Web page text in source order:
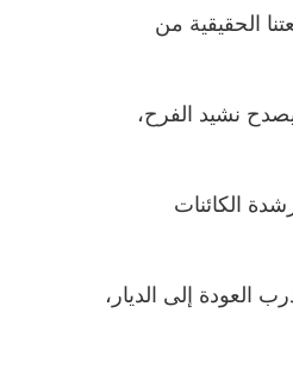
الحقيقية من
نشيد الفرح،
الكائنات
العودة إلى الديار،